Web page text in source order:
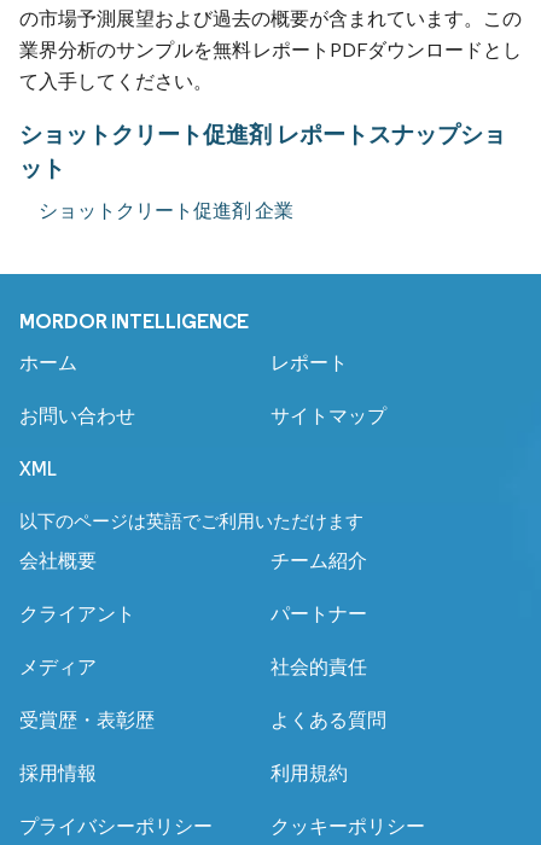
の市場予測展望および過去の概要が含まれています。この
業界分析のサンプルを無料レポートPDFダウンロードとし
て入手してください。
ショットクリート促進剤 レポートスナップショ
ット
ショットクリート促進剤 企業
MORDOR INTELLIGENCE
ホーム レポート
お問い合わせ サイトマップ
XML
以下のページは英語でご利用いただけます
会社概要
チーム紹介
クライアント パートナー
メディア 社会的責任
受賞歴・表彰歴 よくある質問
採用情報 利用規約
プライバシーポリシー クッキーポリシー